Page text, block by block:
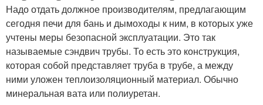
Надо отдать должное производителям, предлагающим
сегодня печи для бань и дымоходы к ним, в которых уже
учтены меры безопасной эксплуатации. Это так
называемые сэндвич трубы. То есть это конструкция,
которая собой представляет труба в трубе, а между
ними уложен теплоизоляционный материал. Обычно
минеральная вата или полиуретан.